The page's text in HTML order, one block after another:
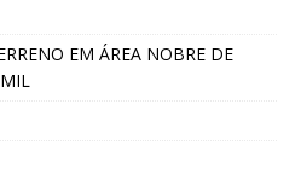
EM ÁREA NOBRE DE